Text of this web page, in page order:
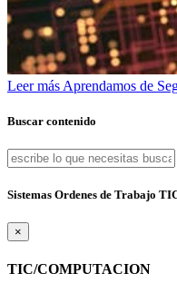
Leer más Aprendamos de
Buscar contenido
Sistemas Ordenes de Trabajo
×
TIC/COMPUTACION